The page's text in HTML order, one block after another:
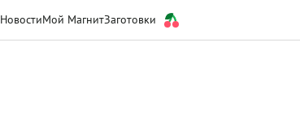
НовостиМой МагнитЗаготовки